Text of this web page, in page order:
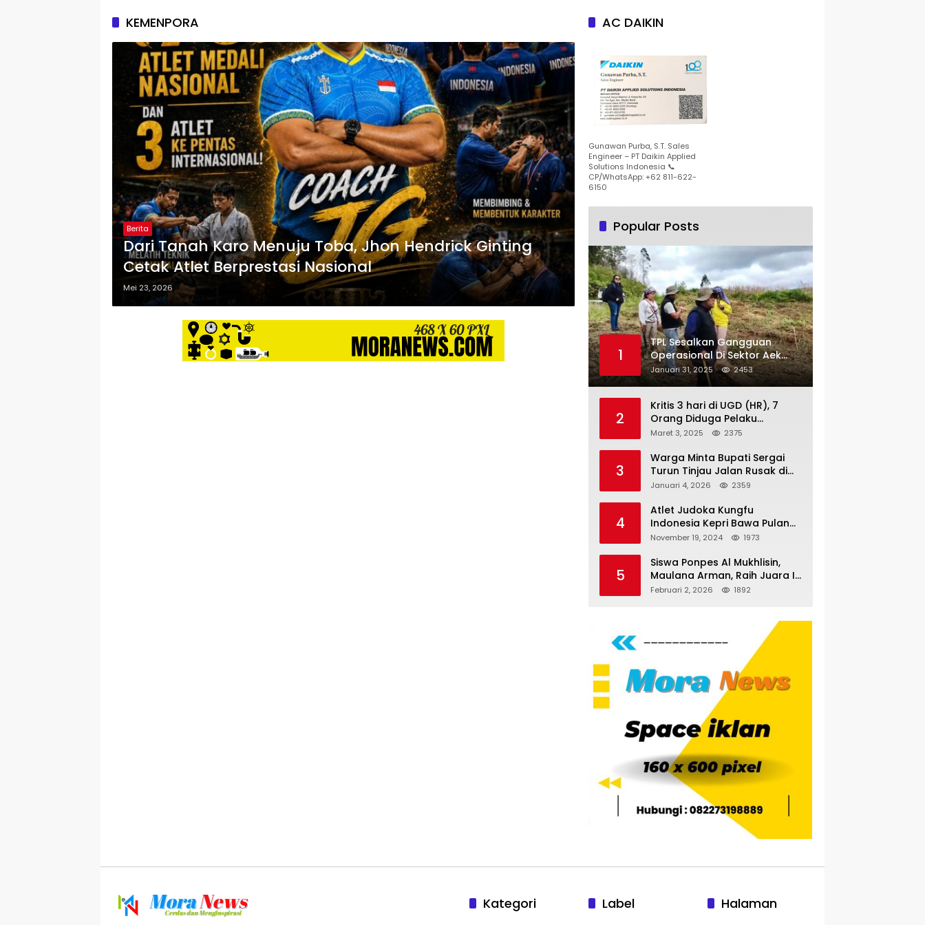
KEMENPORA
Berita
Dari Tanah Karo Menuju Toba, Jhon Hendrick Ginting
Cetak Atlet Berprestasi Nasional
Mei 23, 2026
AC DAIKIN
Gunawan Purba, S.T. Sales
Engineer – PT Daikin Applied
Solutions Indonesia 📞
CP/WhatsApp: +62 811-622-
6150
Popular Posts
1
TPL Sesalkan Gangguan
Operasional Di Sektor Aek
Nauli
Januari 31, 2025 2453
2
Kritis 3 hari di UGD (HR), 7
Orang Diduga Pelaku
Pengeroyokan di Lift KTV
Kantor Hukum JAP
Pertanyakan Kinerja Polresta
Tanjungpinang
Maret 3, 2025 2375
3
Warga Minta Bupati Sergai
Turun Tinjau Jalan Rusak di
Dusun 4 Desa Sei Periuk
Januari 4, 2026 2359
4
Atlet Judoka Kungfu
Indonesia Kepri Bawa Pulang
11 Medali Pra Fornas bogor, 3
November 19, 2024 1973
5
Siswa Ponpes Al Mukhlisin,
Maulana Arman, Raih Juara I
Taekwondo Junior Putra di
Februari 2, 2026 1892
Kategori Label Halaman